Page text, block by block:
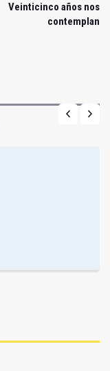
Veinticinco años nos
contemplan